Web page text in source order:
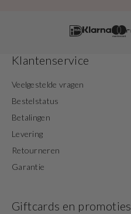
Klantenservice
Veelgestelde vragen
Bestelstatus
Betalingen
Levering
Retourneren
Garantie
Giftcards en promoties